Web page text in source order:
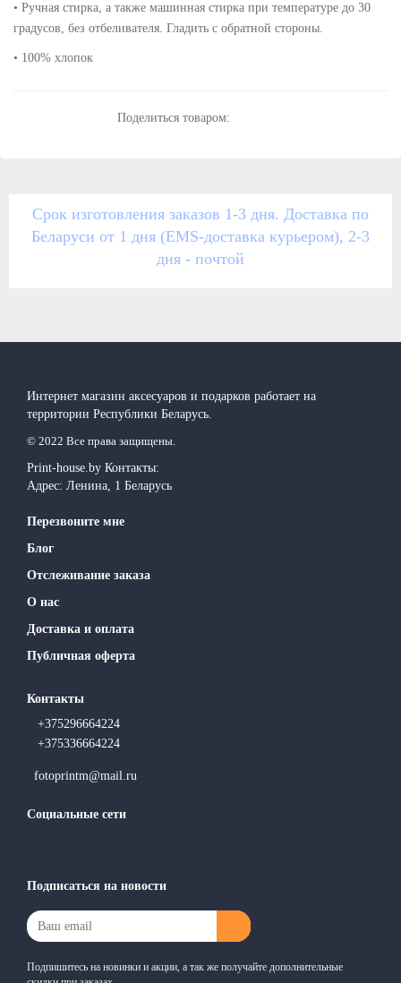
• Ручная стирка, а также машинная стирка при температуре до 30
градусов, без отбеливателя. Гладить с обратной стороны.
• 100% хлопок
Поделиться товаром:
Срок изготовления заказов 1-3 дня. Доставка по
Беларуси от 1 дня (EMS-доставка курьером), 2-3
дня - почтой
Интернет магазин аксесуаров и подарков работает на
территории Реcпублики Беларусь.
© 2022 Все права защищены.
Print-house.by Контакты:
Адрес: Ленина, 1 Беларусь
Перезвоните мне
Блог
Отслеживание заказа
О нас
Доставка и оплата
Публичная оферта
Контакты
+375296664224
+375336664224
fotoprintm@mail.ru
Социальные сети
Подписаться на новости
Подпишитесь на новинки и акции, а так же получайте дополнительные